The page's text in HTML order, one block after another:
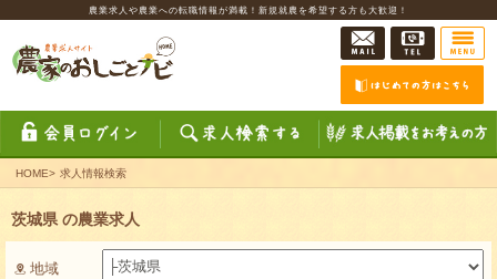
農業求人や農業への転職情報が満載！新規就農を希望する方も大歓迎！
HOME> 求人情報検索
茨城県 の農業求人
地域